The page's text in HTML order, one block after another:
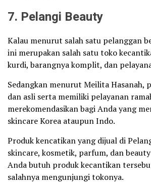
7. Pelangi Beauty
Kalau menurut salah satu pelanggan
ini merupakan salah satu toko
kurdi, barangnya komplit, dan
Sedangkan menurut Meilita Hasanah,
dan asli serta memiliki pelayanan
merekomendasikan bagi Anda yang
skincare Korea ataupun Indo.
Produk kencatikan yang dijual di
skincare, kosmetik, parfum, dan
Anda butuh produk kecantikan
salahnya mengunjungi tokonya.